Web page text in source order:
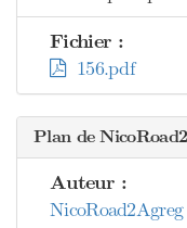
Fichier :
156.pdf
Plan de
Auteur :
NicoRoad2Agreg